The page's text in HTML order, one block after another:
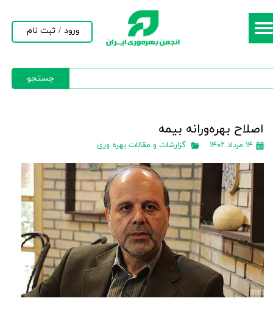
جستجو
ورود / ثبت نام
حساب کاربری من
اصلاح بهره‌ورانه بيمه
۱۴ مرداد ۱۴۰۲ گزارشات و مقالات بهره وری